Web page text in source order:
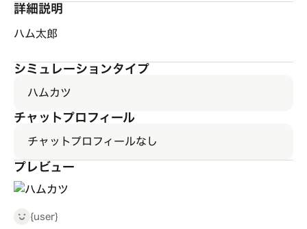
詳細説明
ハム太郎
シミュレーションタイプ
ハムカツ
チャットプロフィール
チャットプロフィールなし
プレビュー
{user}